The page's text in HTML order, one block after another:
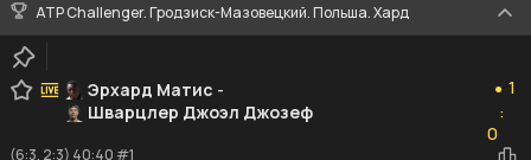
ATP Challenger. Гродзиск-Мазовецкий. Польша. Хард
Эрхард Матис -
Шварцлер Джоэл Джозеф
● 1
:
0
(6:3, 2:3) 40:40 #1